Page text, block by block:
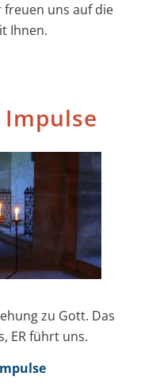
freuen uns auf die
Ihnen.
Impulse
zu Gott. Das
ER führt uns.